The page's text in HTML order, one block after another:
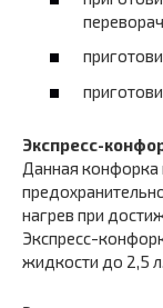
Экспресс-
Данная конфорка
нагрев при
Экспресс-
жидкости до 2,5 л.